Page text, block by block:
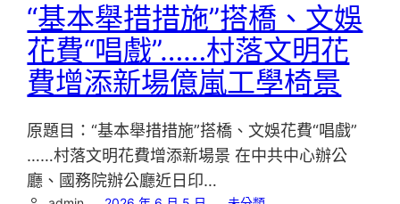
“基本舉措措施”搭橋、文娛
花費“唱戲”……村落文明花
費增添新場億嵐工學椅景
原題目：“基本舉措措施”搭橋、文娛花費“唱戲”
……村落文明花費增添新場景 在中共中心辦公
廳、國務院辦公廳近日印…